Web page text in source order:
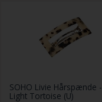
SOHO Livie Hårspænde -
Light Tortoise (U)